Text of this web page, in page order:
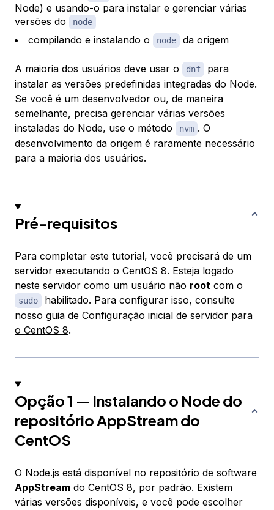
Node) e usando-o para instalar e gerenciar várias
versões do
node
compilando e instalando o node da origem
A maioria dos usuários deve usar o dnf
para
instalar as versões predefinidas integradas do Node.
Se você é um desenvolvedor ou, de maneira
semelhante, precisa gerenciar várias versões
instaladas do Node, use o método
nvm . O
desenvolvimento da origem é raramente necessário
para a maioria dos usuários.
Pré-requisitos
Para completar este tutorial, você precisará de um
servidor executando o CentOS 8. Esteja logado
neste servidor como um usuário não root com o
sudo
habilitado. Para configurar isso, consulte
nosso guia de Configuração inicial de servidor para
o CentOS 8.
Opção 1 — Instalando o Node do
repositório AppStream do
CentOS
O Node.js está disponível no repositório de software
AppStream do CentOS 8, por padrão. Existem
várias versões disponíveis, e você pode escolher